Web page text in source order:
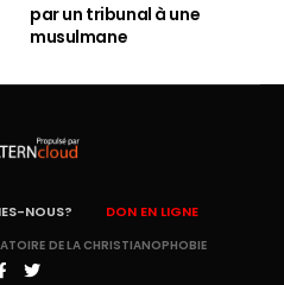
par un tribunal à une
musulmane
NOUS? DON EN LIGNE
DE LA CHRISTIANOPHOBIE